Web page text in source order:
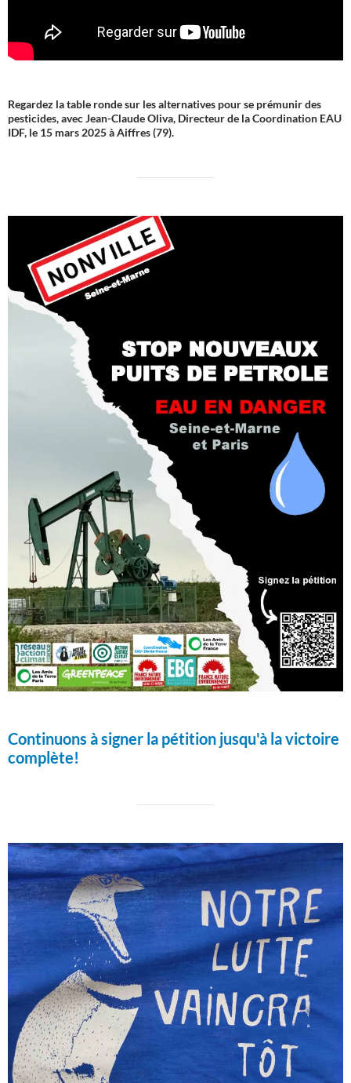
Regardez la table ronde sur les alternatives pour se prémunir des
pesticides, avec Jean-Claude Oliva, Directeur de la Coordination EAU
IDF, le 15 mars 2025 à Aiffres (79).
Continuons à signer la pétition jusqu'à la victoire
complète!